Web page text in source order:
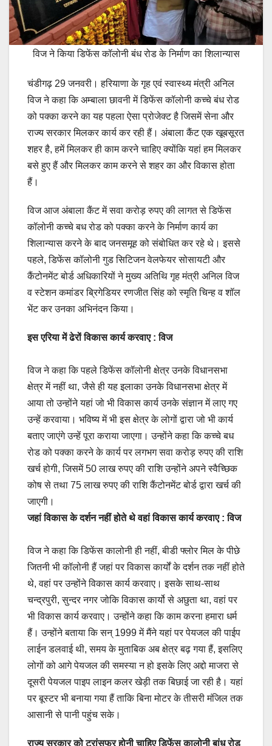
विज ने किया डिफेंस कॉलोनी बंध रोड के निर्माण का शिलान्यास
चंडीगढ़ 29 जनवरी। हरियाणा के गृह एवं स्वास्थ्य मंत्री अनिल
विज ने कहा कि अम्बाला छावनी में डिफेंस कॉलोनी कच्चे बंध रोड
को पक्का करने का यह पहला ऐसा प्रोजेक्ट है जिसमें सेना और
राज्य सरकार मिलकर कार्य कर रही हैं। अंबाला कैंट एक खूबसूरत
शहर है, हमें मिलकर ही काम करने चाहिए क्योंकि यहां हम मिलकर
बसे हुए हैं और मिलकर काम करने से शहर का और विकास होता
हैं।
विज आज अंबाला कैंट में सवा करोड़ रुपए की लागत से डिफेंस
कॉलोनी कच्चे बध रोड को पक्का करने के निर्माण कार्य का
शिलान्यास करने के बाद जनसमूह को संबोधित कर रहे थे। इससे
पहले, डिफेंस कॉलोनी गुड सिटिजन वेलफेयर सोसायटी और
कैंटोनमेंट बोर्ड अधिकारियों ने मुख्य अतिथि गृह मंत्री अनिल विज
व स्टेशन कमांडर ब्रिगेडियर रणजीत सिंह को स्मृति चिन्ह व शॉल
भेंट कर उनका अभिनंदन किया।
इस एरिया में ढेरों विकास कार्य करवाए : विज
विज ने कहा कि पहले डिफेंस कॉलोनी क्षेत्र उनके विधानसभा
क्षेत्र में नहीं था, जैसे ही यह इलाका उनके विधानसभा क्षेत्र में
आया तो उन्होंने यहां जो भी विकास कार्य उनके संज्ञान में लाए गए
उन्हें करवाया। भविष्य में भी इस क्षेत्र के लोगों द्वारा जो भी कार्य
बताए जाएंगे उन्हें पूरा कराया जाएगा। उन्होंने कहा कि कच्चे बध
रोड को पक्का करने के कार्य पर लगभग सवा करोड़ रुपए की राशि
खर्च होगी, जिसमें 50 लाख रुपए की राशि उन्होंने अपने स्वैच्छिक
कोष से तथा 75 लाख रुपए की राशि कैंटोनमेंट बोर्ड द्वारा खर्च की
जाएगी।
जहां विकास के दर्शन नहीं होते थे वहां विकास कार्य करवाए : विज
विज ने कहा कि डिफेंस कालोनी ही नहीं, बीडी फ्लोर मिल के पीछे
जितनी भी कॉलोनी हैं जहां पर विकास कार्यों के दर्शन तक नहीं होते
थे, वहां पर उन्होंने विकास कार्य करवाए। इसके साथ-साथ
चन्द्रपुरी, सुन्दर नगर जोकि विकास कार्यो से अछुता था, वहां पर
भी विकास कार्य करवाए। उन्होंने कहा कि काम करना हमारा धर्म
हैं। उन्होंने बताया कि सन् 1999 में मैंने यहां पर पेयजल की पाईप
लाईन डलवाई थी, समय के मुताबिक अब क्षेत्र बढ़ गया हैं, इसलिए
लोगों को आगे पेयजल की समस्या न हो इसके लिए अद्दो माजरा से
दूसरी पेयजल पाइप लाइन कलर खेड़ी तक बिछाई जा रही है। यहां
पर बूस्टर भी बनाया गया हैं ताकि बिना मोटर के तीसरी मंजिल तक
आसानी से पानी पहुंच सके।
राज्य सरकार को ट्रांसफर होनी चाहिए डिफेंस कालोनी बांध रोड